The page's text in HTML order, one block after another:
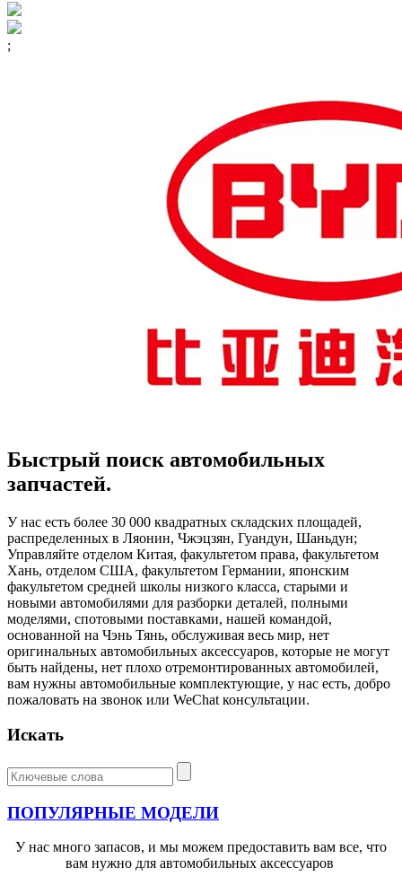
;
Быстрый поиск автомобильных
запчастей.
У нас есть более 30 000 квадратных складских площадей,
распределенных в Ляонин, Чжэцзян, Гуандун, Шаньдун;
Управляйте отделом Китая, факультетом права, факультетом
Хань, отделом США, факультетом Германии, японским
факультетом средней школы низкого класса, старыми и
новыми автомобилями для разборки деталей, полными
моделями, спотовыми поставками, нашей командой,
основанной на Чэнь Тянь, обслуживая весь мир, нет
оригинальных автомобильных аксессуаров, которые не могут
быть найдены, нет плохо отремонтированных автомобилей,
вам нужны автомобильные комплектующие, у нас есть, добро
пожаловать на звонок или WeChat консультации.
Искать
ПОПУЛЯРНЫЕ МОДЕЛИ
У нас много запасов, и мы можем предоставить вам все, что
вам нужно для автомобильных аксессуаров